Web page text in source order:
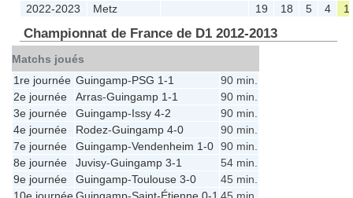
2022-2023
Metz 19 18 5 4 1
Championnat de France de D1 2012-2013
Matchs joués
1re journée Guingamp-PSG 1-1
90 min.
2e journée
Arras-Guingamp 1-1
90 min.
3e journée
Guingamp-Issy 4-2
90 min.
4e journée
Rodez-Guingamp 4-0
90 min.
7e journée
Guingamp-Vendenheim 1-0 90 min.
8e journée
Juvisy-Guingamp 3-1
54 min.
9e journée
Guingamp-Toulouse 3-0
45 min.